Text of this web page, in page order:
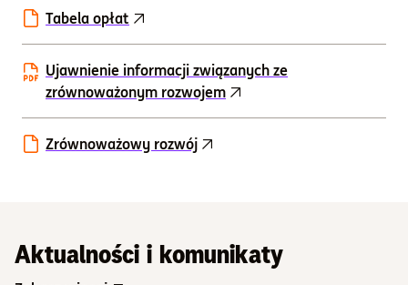
Tabela opłat
Ujawnienie informacji związanych ze
zrównoważonym rozwojem
Zrównoważowy rozwój
Aktualności i komunikaty